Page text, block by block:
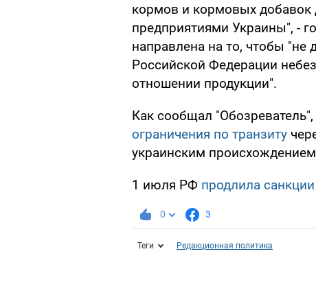
кормов и кормовых
предприятиями Украины", -
направлена на то, чтобы "не
Российской Федерации
отношении продукции".
Как сообщал
ограничения по транзиту
украинским
1 июля РФ продлила
0 3
Теги Редакционная политика